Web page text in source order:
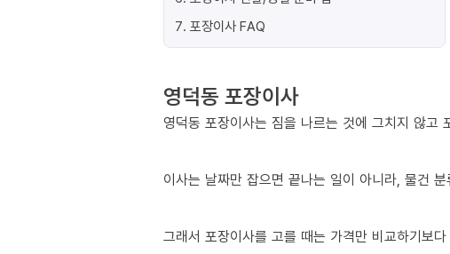
7. 포장이사 FAQ
영덕동 포장이사
영덕동 포장이사는 짐을 나르는 것에 그치지 않고
이사는 날짜만 잡으면 끝나는 일이 아니라, 물건
그래서 포장이사를 고를 때는 가격만 비교하기보